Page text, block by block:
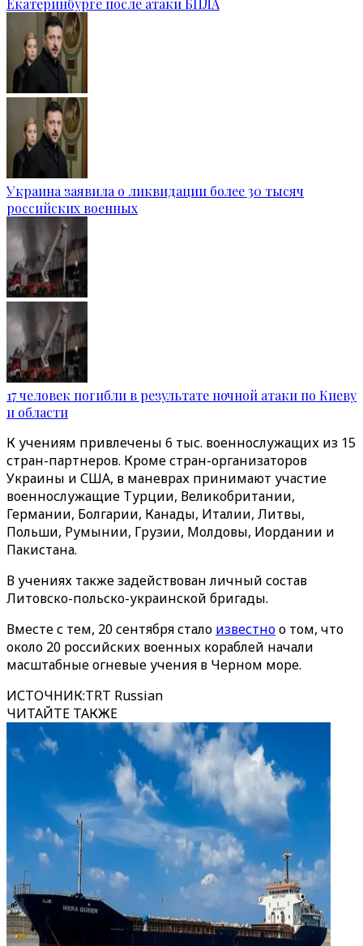
Екатеринбурге после атаки БПЛА
Украина заявила о ликвидации более 30 тысяч
российских военных
17 человек погибли в результате ночной атаки по Киеву
и области
К учениям привлечены 6 тыс. военнослужащих из 15
стран-партнеров. Кроме стран-организаторов
Украины и США, в маневрах принимают участие
военнослужащие Турции, Великобритании,
Германии, Болгарии, Канады, Италии, Литвы,
Польши, Румынии, Грузии, Молдовы, Иордании и
Пакистана.
В учениях также задействован личный состав
Литовско-польско-украинской бригады.
Вместе с тем, 20 сентября стало известноо том, что
около 20 российских военных кораблей начали
масштабные огневые учения в Черном море.
ИСТОЧНИК:TRT Russian
ЧИТАЙТЕ ТАКЖЕ